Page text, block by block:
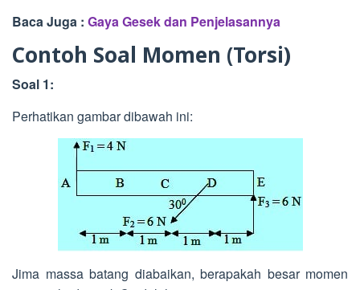
Baca Juga : Gaya Gesek dan Penjelasannya
Contoh Soal Momen (Torsi)
Soal 1:
Perhatikan gambar dibawah ini:
Jima massa batang diabaikan, berapakah besar momen